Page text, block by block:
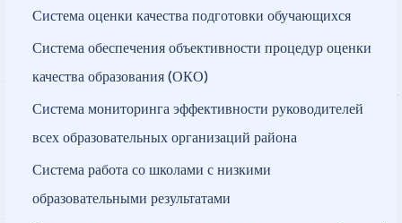
Система оценки качества подготовки обучающихся
Система обеспечения объективности процедур оценки
качества образования (ОКО)
Система мониторинга эффективности руководителей
всех образовательных организаций района
Система работа со школами с низкими
образовательными результатами